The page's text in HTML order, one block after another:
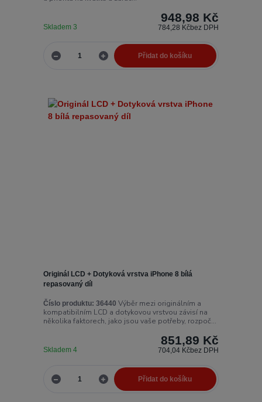
948,98 Kč
784,28 Kčbez DPH
Skladem 3
Přidat do košíku
Originál LCD + Dotyková vrstva iPhone 8 bílá
repasovaný díl
Číslo produktu: 36440 Výběr mezi originálním a
kompatibilním LCD a dotykovou vrstvou závisí na
několika faktorech, jako jsou vaše potřeby, rozpoč...
851,89 Kč
704,04 Kčbez DPH
Skladem 4
Přidat do košíku